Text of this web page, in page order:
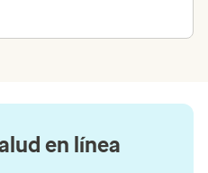
en línea